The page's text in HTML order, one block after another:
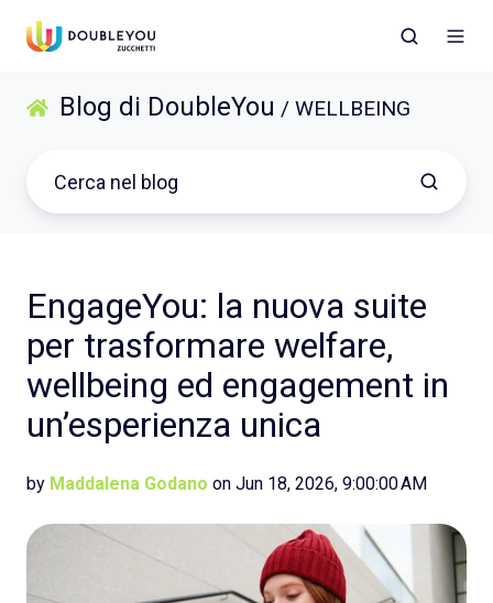
Blog di DoubleYou / WELLBEING
EngageYou: la nuova suite
per trasformare welfare,
wellbeing ed engagement in
un’esperienza unica
by Maddalena Godano on Jun 18, 2026, 9:00:00 AM